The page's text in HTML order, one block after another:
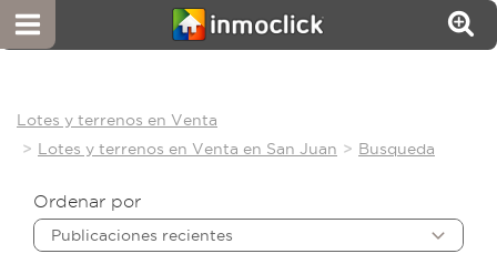
Lotes y terrenos en Venta
Lotes y terrenos en Venta en San Juan
Busqueda
Ordenar por
Publicaciones recientes